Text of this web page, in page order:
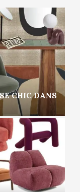
CHIC DANS